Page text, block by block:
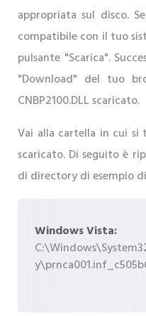
appropriata sul disco.
compatibile con il tuo
pulsante "Scarica".
"Download" del tuo
CNBP2100.DLL scaricato.
Vai alla cartella in cui
scaricato. Di seguito è
di directory di esempio di
Windows Vista: